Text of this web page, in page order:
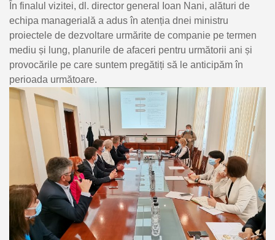
În finalul vizitei, dl. director general Ioan Nani, alături de
echipa managerială a adus în atenția dnei ministru
proiectele de dezvoltare urmărite de companie pe termen
mediu și lung, planurile de afaceri pentru următorii ani și
provocările pe care suntem pregătiți să le anticipăm în
perioada următoare.